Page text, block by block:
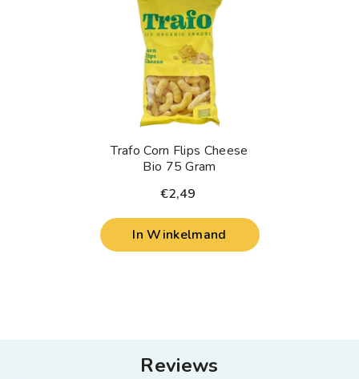
Trafo Corn Flips Cheese
Bio 75 Gram
€2,49
In Winkelmand
Reviews